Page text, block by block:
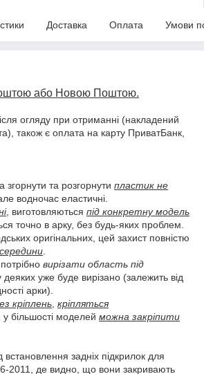
Доставка Оплата Умови
або Новою Поштою.
огляду при отриманні (накладений
також є оплата на карту ПриватБанк,
згорнути та розгорнути пластик не
водночас еластичні.
, виготовляються під конкретну модель
точно в арку, без будь-яких проблем.
оригінальних, цей захист повністю
вирізати область під
деяких уже буде вирізано (залежить від
арки).
кріплень кріпляться
, у більшості моделей можна закріпити
задніх підкрилок для
2011, де видно, що вони закривають